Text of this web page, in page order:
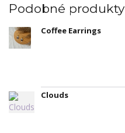
Podobné produkty
Coffee Earrings
Clouds